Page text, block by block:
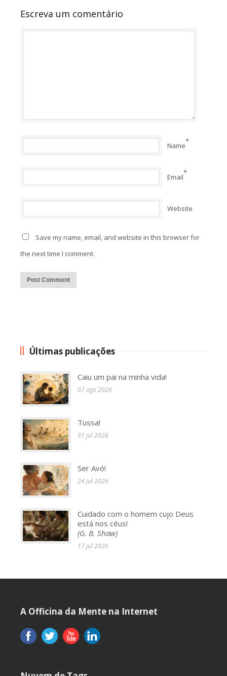
Escreva um comentário
Name*
Email*
Website
Save my name, email, and website in this browser for
the next time I comment.
Últimas publicações
Caiu um pai na minha vida!
07 ago 2026
Tussa!
31 jul 2026
Ser Avó!
24 jul 2026
Cuidado com o homem cujo Deus
está nos céus!
(G. B. Shaw)
17 jul 2026
A Officina da Mente na Internet